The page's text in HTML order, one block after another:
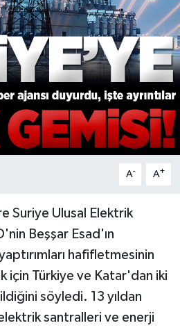
A- A+
Suriye Ulusal Elektrik
Beşşar Esad'ın
hafifletmesinin
için Türkiye ve Katar'dan iki
söyledi. 13 yıldan
santralleri ve enerji